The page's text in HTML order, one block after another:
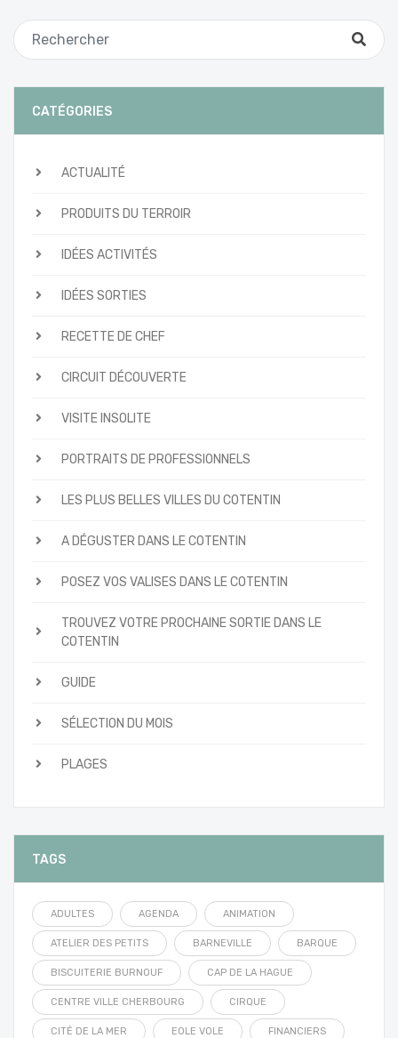
CATÉGORIES
ACTUALITÉ
PRODUITS DU TERROIR
IDÉES ACTIVITÉS
IDÉES SORTIES
RECETTE DE CHEF
CIRCUIT DÉCOUVERTE
VISITE INSOLITE
PORTRAITS DE PROFESSIONNELS
LES PLUS BELLES VILLES DU COTENTIN
A DÉGUSTER DANS LE COTENTIN
POSEZ VOS VALISES DANS LE COTENTIN
TROUVEZ VOTRE PROCHAINE SORTIE DANS LE
COTENTIN
GUIDE
SÉLECTION DU MOIS
PLAGES
TAGS
ADULTES AGENDA ANIMATION
ATELIER DES PETITS BARNEVILLE BARQUE
BISCUITERIE BURNOUF CAP DE LA HAGUE
CENTRE VILLE CHERBOURG CIRQUE
CITÉ DE LA MER EOLE VOLE FINANCIERS